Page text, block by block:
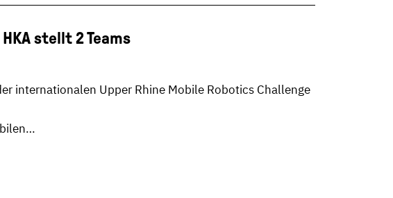
stellt 2 Teams
internationalen Upper Rhine Mobile Robotics Challenge